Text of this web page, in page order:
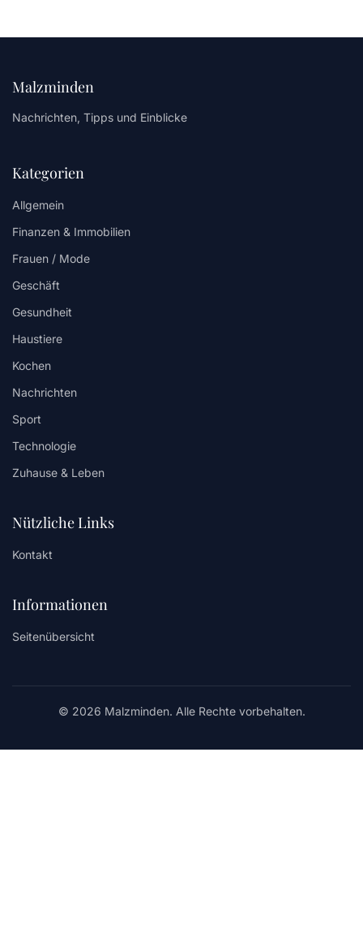
Malzminden
Nachrichten, Tipps und Einblicke
Kategorien
Allgemein
Finanzen & Immobilien
Frauen / Mode
Geschäft
Gesundheit
Haustiere
Kochen
Nachrichten
Sport
Technologie
Zuhause & Leben
Nützliche Links
Kontakt
Informationen
Seitenübersicht
© 2026 Malzminden. Alle Rechte vorbehalten.